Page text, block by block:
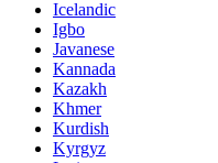
Icelandic
Igbo
Javanese
Kannada
Kazakh
Khmer
Kurdish
Kyrgyz